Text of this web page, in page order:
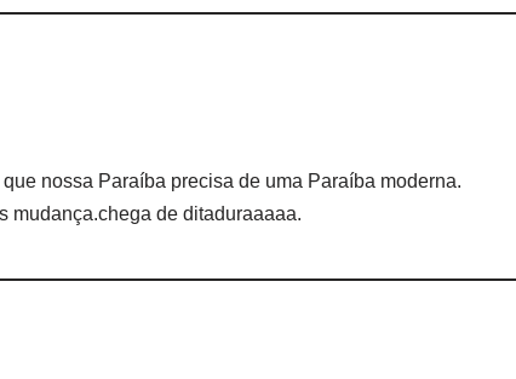
nossa Paraíba precisa de uma Paraíba moderna.
mudança.chega de ditaduraaaaa.